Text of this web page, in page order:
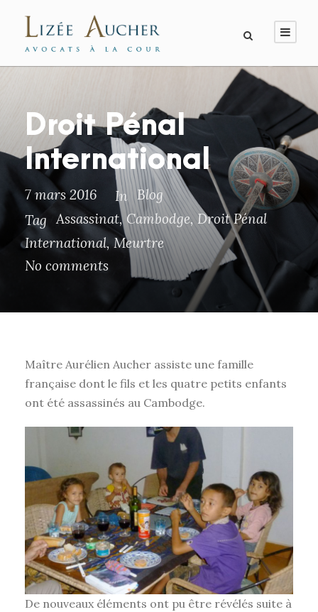
Droit Pénal
International
7 mars 2016 In Blog
Tag Assassinat, Cambodge, Droit Pénal
International, Meurtre
No comments
Maître Aurélien Aucher assiste une famille
française dont le fils et les quatre petits enfants
ont été assassinés au Cambodge.
De nouveaux éléments ont pu être révélés suite à